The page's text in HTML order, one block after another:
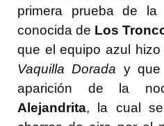
primera prueba de
conocida de Los
que el equipo azul
Vaquilla Dorada y que
aparición de la
Alejandrita, la cual